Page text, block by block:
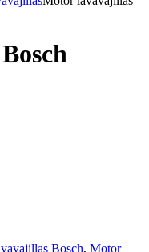
Bosch, Motor